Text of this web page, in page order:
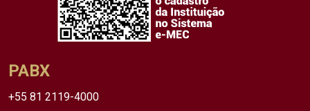
PABX
+55 81 2119-4000